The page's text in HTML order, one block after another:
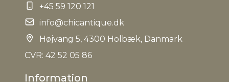
Væge
EAN 5712750342372
+45 59 120 121
info@chicantique.dk
Højvang 5, 4300 Holbæk, Danmark
CVR: 42 52 05 86
Information